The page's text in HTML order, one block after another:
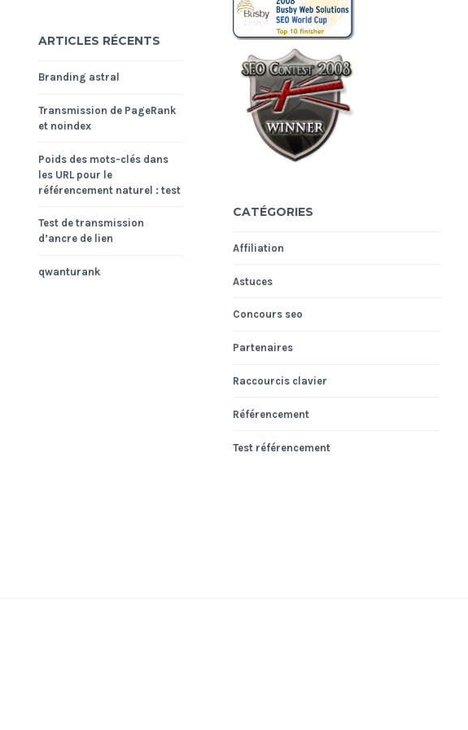
ARTICLES RÉCENTS
Branding astral
Transmission de PageRank
et noindex
Poids des mots-clés dans
les URL pour le
référencement naturel : test
Test de transmission
d’ancre de lien
qwanturank
CATÉGORIES
Affiliation
Astuces
Concours seo
Partenaires
Raccourcis clavier
Référencement
Test référencement